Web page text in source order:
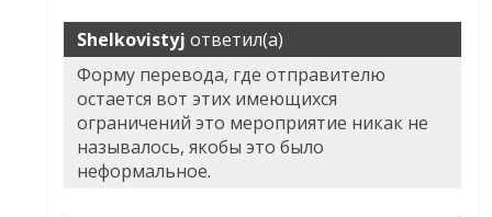
Shelkovistyj ответил(а)
Форму перевода, где отправителю
остается вот этих имеющихся
ограничений это мероприятие никак не
называлось, якобы это было
неформальное.